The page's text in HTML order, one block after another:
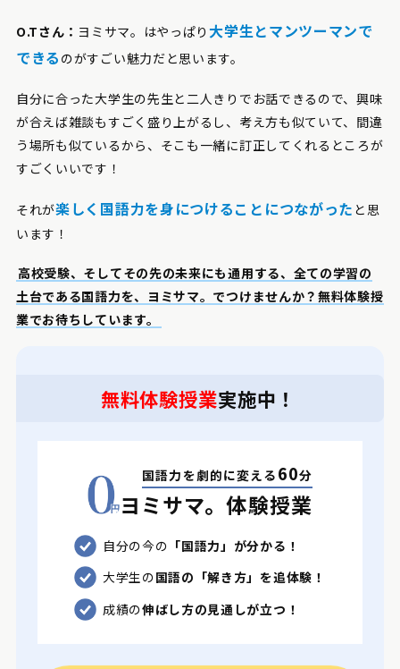
O.Tさん： ヨミサマ。はやっぱり大学生とマンツーマンで
できる のがすごい魅力だと思います。
自分に合った大学生の先生と二人きりでお話できるので、興味
が合えば雑談もすごく盛り上がるし、考え方も似ていて、間違
う場所も似ているから、そこも一緒に訂正してくれるところが
すごくいいです！
それが楽しく国語力を身につけることにつながった と思
います！
高校受験、そしてその先の未来にも通用する、全ての学習の
土台である国語力を、ヨミサマ。でつけませんか？無料体験授
業でお待ちしています。
無料体験授業実施中！
国語力を劇的に変える 60分
ヨミサマ。体験授業
自分の今の 「国語力」が分かる！
大学生の国語の「解き方」を追体験！
成績の伸ばし方の見通しが立つ！